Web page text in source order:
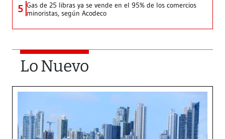
5 Gas de 25 libras ya se vende en el 95% de los comercios
minoristas, según Acodeco
Lo Nuevo